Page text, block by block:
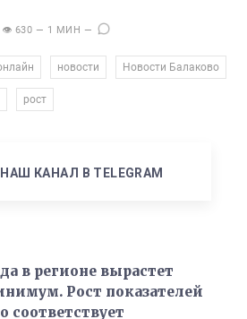
👁 630 — 1 МИН —
новости Новости Балаково
рост
КАНАЛ В TELEGRAM
в регионе вырастет
Рост показателей
соответствует